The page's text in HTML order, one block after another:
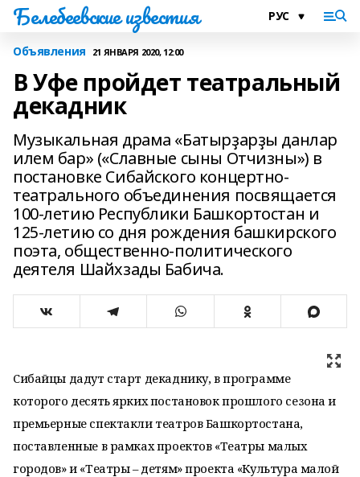
Белебеевские известия
Объявления 21 ЯНВАРЯ 2020, 12:00
В Уфе пройдет театральный
декадник
Музыкальная драма «Батырҙарҙы данлар
илем бар» («Славные сыны Отчизны») в
постановке Сибайского концертно-
театрального объединения посвящается
100-летию Республики Башкортостан и
125-летию со дня рождения башкирского
поэта, общественно-политического
деятеля Шайхзады Бабича.
Сибайцы дадут старт декаднику, в программе
которого десять ярких постановок прошлого сезона и
премьерные спектакли театров Башкортостана,
поставленные в рамках проектов «Театры малых
городов» и «Театры – детям» проекта «Культура малой